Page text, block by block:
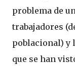
problema de
trabajadores
poblacional) y
que se han